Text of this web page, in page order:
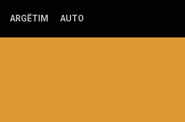
ARGËTIM AUTO